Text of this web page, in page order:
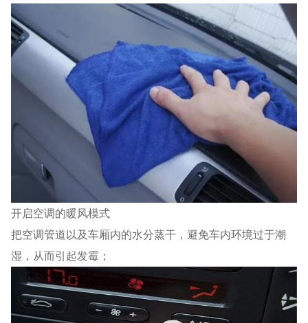
开启空调的暖风模式
把空调管道以及车厢内的水分蒸干，避免车内环境过于潮
湿，从而引起发霉；